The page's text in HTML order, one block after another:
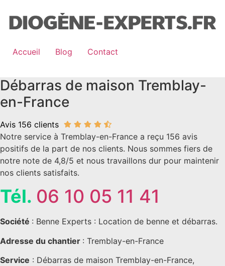
contenu
Accueil Blog Contact
Débarras de maison Tremblay-
en-France
Avis 156 clients
Notre service à Tremblay-en-France a reçu 156 avis
positifs de la part de nos clients. Nous sommes fiers de
notre note de 4,8/5 et nous travaillons dur pour maintenir
nos clients satisfaits.
Tél. 06 10 05 11 41
Société : Benne Experts : Location de benne et débarras.
Adresse du chantier : Tremblay-en-France
Service : Débarras de maison Tremblay-en-France,